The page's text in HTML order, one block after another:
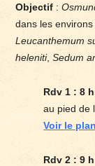
Objectif :
dans les
Leucanthemum
heleniti,Sedum
Rdv 1 : 8 h
au pied de
Voir le
Rdv 2 : 9